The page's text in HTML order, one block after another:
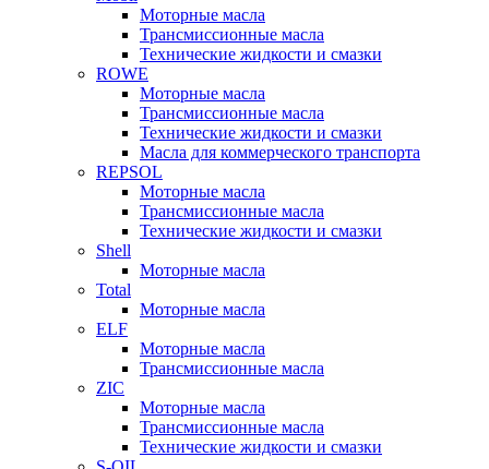
Моторные масла
Трансмиссионные масла
Технические жидкости и смазки
ROWE
Моторные масла
Трансмиссионные масла
Технические жидкости и смазки
Масла для коммерческого транспорта
REPSOL
Моторные масла
Трансмиссионные масла
Технические жидкости и смазки
Shell
Моторные масла
Total
Моторные масла
ELF
Моторные масла
Трансмиссионные масла
ZIC
Моторные масла
Трансмиссионные масла
Технические жидкости и смазки